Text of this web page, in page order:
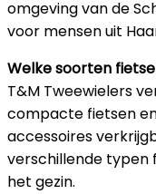
omgeving van de
voor mensen uit
Welke soorten
T&M Tweewielers
compacte fietsen
accessoires
verschillende typen
het gezin.